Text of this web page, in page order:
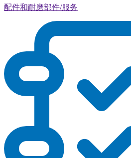
配件和耐磨部件/服务